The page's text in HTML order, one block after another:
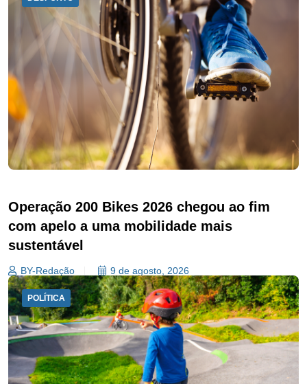
Operação 200 Bikes 2026 chegou ao fim
com apelo a uma mobilidade mais
sustentável
BY-Redação 9 de agosto, 2026
POLÍTICA